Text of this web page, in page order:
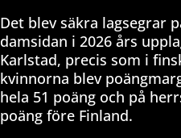
Det blev säkra lagsegrar
damsidan i 2026 års
Karlstad, precis som i
kvinnorna blev
hela 51 poäng och på
poäng före Finland.